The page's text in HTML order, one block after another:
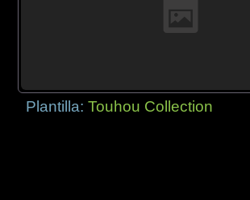
Plantilla:Touhou Collection